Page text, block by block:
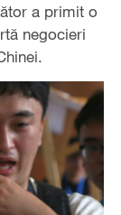
a primit o
negocieri